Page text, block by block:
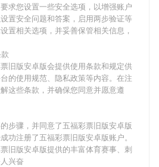
求您设置一些安全选项，以增强账户
置安全问题和答案，启用两步验证等
置相关选项，并妥善保管相关信息，
旧版安卓版会提供使用条款和规定供
的使用规范、隐私政策等内容。在注
这些条款，并确保您同意并愿意遵
步骤，并同意了五福彩票旧版安卓版
功注册了五福彩票旧版安卓版账户。
旧版安卓版提供的丰富体育赛事、刺
兴奋